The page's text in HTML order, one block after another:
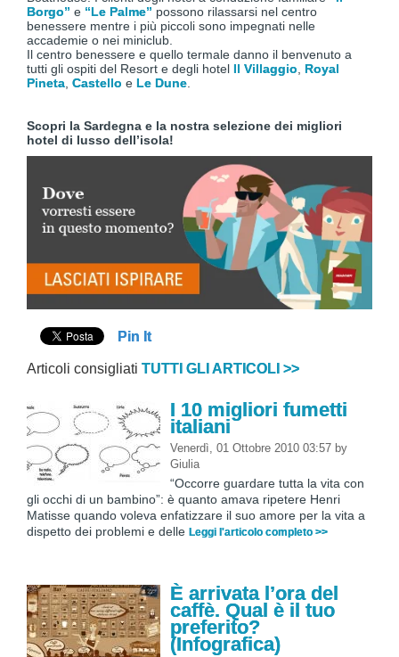
Borgo” e “Le Palme” possono rilassarsi nel centro
benessere mentre i più piccoli sono impegnati nelle
accademie o nei miniclub.
Il centro benessere e quello termale danno il benvenuto a
tutti gli ospiti del Resort e degli hotel Il Villaggio Royal
Pineta Castello e Le Dune
Scopri la Sardegna e la nostra selezione dei migliori
hotel di lusso dell’isola!
Pin It
Articoli consigliati TUTTI GLI ARTICOLI >>
I 10 migliori fumetti
italiani
Venerdì, 01 Ottobre 2010 03:57 by
Giulia
“Occorre guardare tutta la vita con
gli occhi di un bambino”: è quanto amava ripetere Henri
Matisse quando voleva enfatizzare il suo amore per la vita a
dispetto dei problemi e delle Leggi l'articolo completo >>
È arrivata l’ora del
caffè. Qual è il tuo
preferito?
(Infografica)